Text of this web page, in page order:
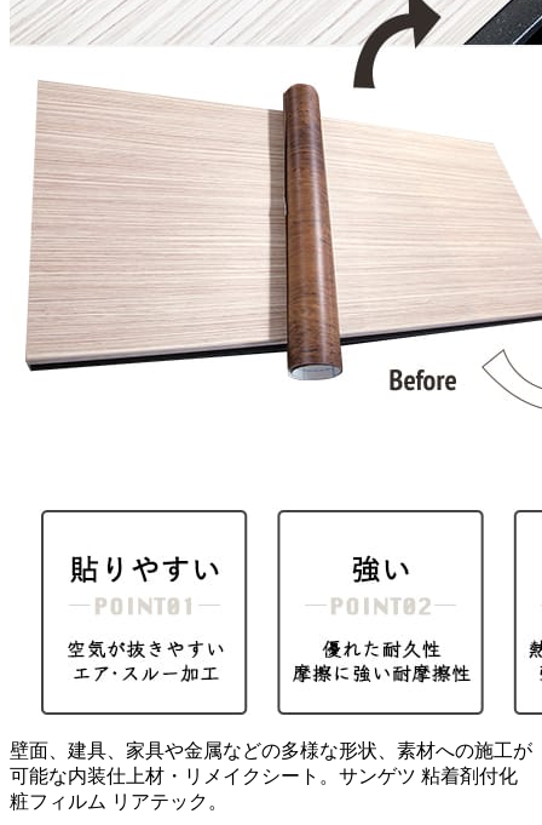
壁面、建具、家具や金属などの多様な形状、素材への施工が
可能な内装仕上材・リメイクシート。サンゲツ 粘着剤付化
粧フィルム リアテック。